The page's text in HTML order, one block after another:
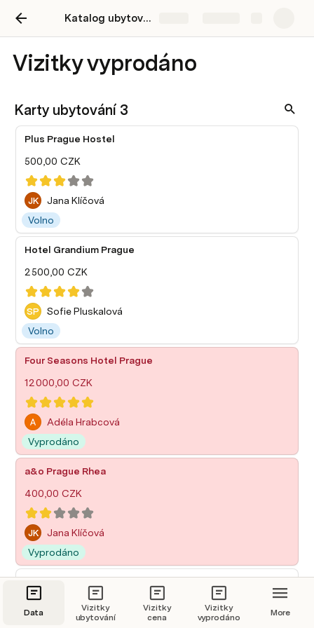
Katalog ubytování
Vizitky vyprodáno
Karty ubytování 3
Plus Prague Hostel
500,00 CZK
JK
Jana Klíčová
Volno
Hotel Grandium Prague
2 500,00 CZK
SP
Sofie Pluskalová
Volno
Four Seasons Hotel Prague
12 000,00 CZK
Adéla Hrabcová
Vyprodáno
a&o Prague Rhea
400,00 CZK
JK
Jana Klíčová
Vyprodáno
1 500,00 CZK
Data
Vizitky
ubytování
Vizitky
cena
Vizitky
vyprodáno
More